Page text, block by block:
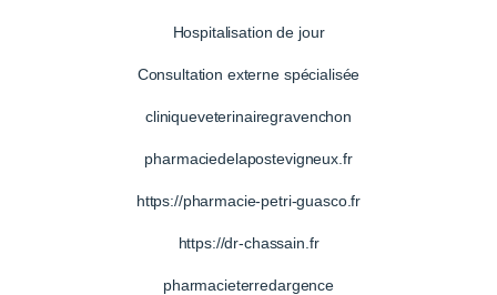
Hospitalisation de jour
Consultation externe spécialisée
cliniqueveterinairegravenchon
pharmaciedelapostevigneux.fr
https://pharmacie-petri-guasco.fr
https://dr-chassain.fr
pharmacieterredargence